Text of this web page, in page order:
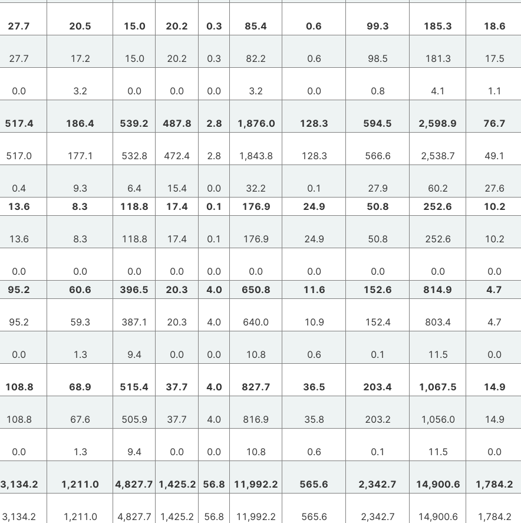
27.7 20.5 15.0 20.2 0.3 85.4 0.6 99.3 185.3
18.6
27.7 17.2 15.0 20.2 0.3 82.2 0.6 98.5 181.3
17.5
0.0 3.2 0.0 0.0 0.0 3.2 0.0 0.8 4.1
1.1
517.4 186.4 539.2 487.8 2.8 1,876.0 128.3 594.5 2,598.9
76.7
517.0 177.1 532.8 472.4 2.8 1,843.8 128.3 566.6 2,538.7
49.1
0.4 9.3 6.4 15.4 0.0 32.2 0.1 27.9 60.2 27.6
13.6 8.3 118.8 17.4 0.1 176.9 24.9 50.8 252.6
10.2
13.6 8.3 118.8 17.4 0.1 176.9 24.9 50.8 252.6
10.2
0.0 0.0 0.0 0.0 0.0 0.0 0.0 0.0 0.0
0.0
95.2 60.6 396.5 20.3 4.0 650.8 11.6 152.6 814.9
4.7
95.2 59.3 387.1 20.3 4.0 640.0 10.9 152.4 803.4
4.7
0.0 1.3 9.4 0.0 0.0 10.8 0.6 0.1 11.5
0.0
108.8 68.9 515.4 37.7 4.0 827.7 36.5 203.4 1,067.5
14.9
108.8 67.6 505.9 37.7 4.0 816.9 35.8 203.2 1,056.0
14.9
0.0 1.3 9.4 0.0 0.0 10.8 0.6 0.1 11.5 0.0
3,134.2 1,211.0 4,827.7 1,425.2 56.8 11,992.2 565.6 2,342.7 14,900.6
1,784.2
3,134.2 1,211.0 4,827.7 1,425.2 56.8 11,992.2 565.6 2,342.7 14,900.6
1,784.2